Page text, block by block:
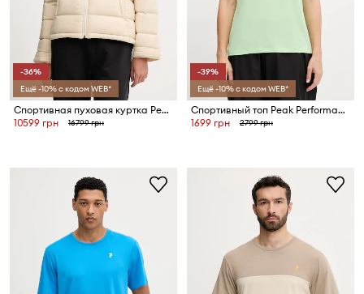
-36%
Ещё -10% с кодом WEB*
Спортивная пуховая куртка Peak Performance Frost
10599 грн
16799 грн
-39%
Ещё -10% с кодом WEB*
Спортивный топ Peak Performance
1699 грн
2799 грн